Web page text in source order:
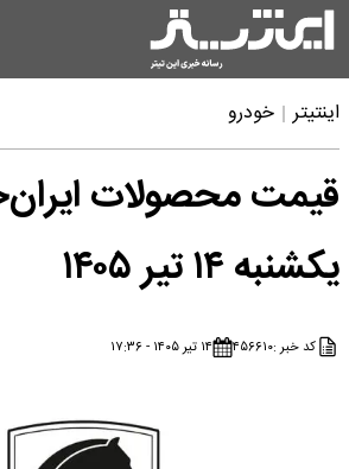
اینتیتر خودرو
قیمت محصولات
یکشنبه ۱۴ تیر ۱۴۰۵
کد خبر :۴۵۶۶۱۰ ۱۴ تیر ۱۴۰۵ - ۱۷:۳۶